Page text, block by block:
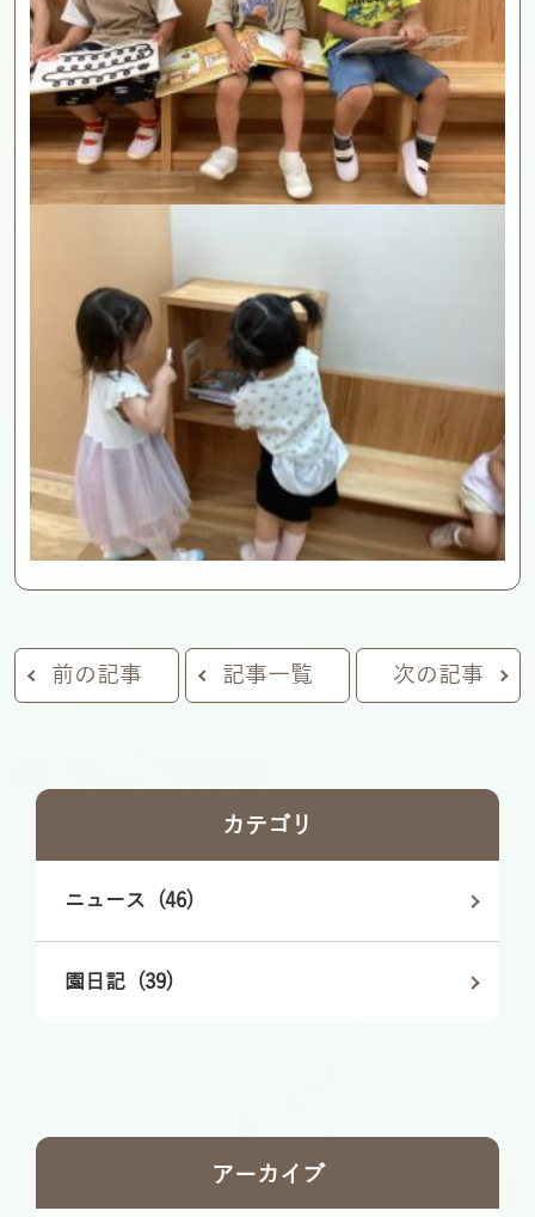
前の記事 記事一覧 次の記事
カテゴリ
ニュース (46)
園日記 (39)
アーカイブ